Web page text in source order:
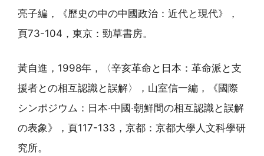
亮子編，《歷史の中の中國政治：近代と現代》，
頁73-104，東京：勁草書房。
黃自進，1998年，〈辛亥革命と日本：革命派と支
援者との相互認識と誤解〉，山室信一編，《國際
シンポジウム：日本‧中國‧朝鮮間の相互認識と誤解
の表象》，頁117-133，京都：京都大學人文科學研
究所。